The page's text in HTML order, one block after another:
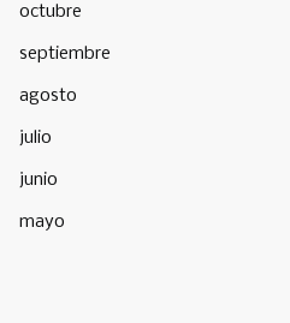
octubre
septiembre
agosto
julio
junio
mayo